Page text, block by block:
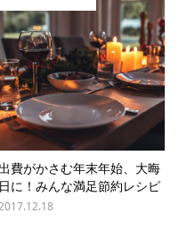
費がかさむ年末年始、大晦
日に！みんな満足節約レシピ